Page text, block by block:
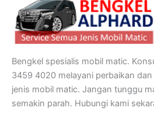
Bengkel spesialis mobil matic.
3459 4020 melayani perbaikan
jenis mobil matic. Jangan tunggu
semakin parah. Hubungi kami